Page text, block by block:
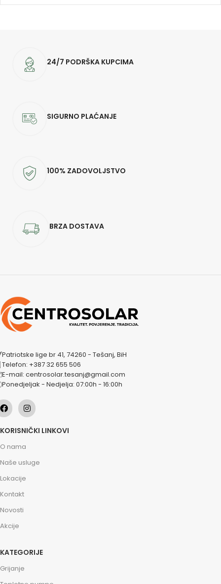
24/7 PODRŠKA KUPCIMA
SIGURNO PLAĆANJE
100% ZADOVOLJSTVO
BRZA DOSTAVA
Patriotske lige br 41, 74260 - Tešanj, BiH
Telefon: +387 32 655 506
E-mail: centrosolar.tesanj@gmail.com
Ponedjeljak - Nedjelja: 07:00h - 16:00h
KORISNIČKI LINKOVI
O nama
Naše usluge
Lokacije
Kontakt
Novosti
Akcije
KATEGORIJE
Grijanje